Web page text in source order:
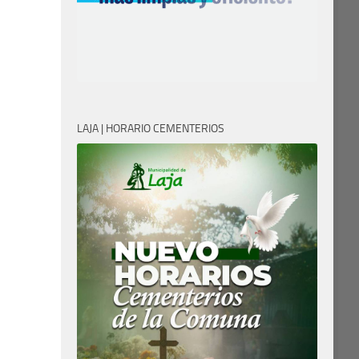
LAJA | HORARIO CEMENTERIOS